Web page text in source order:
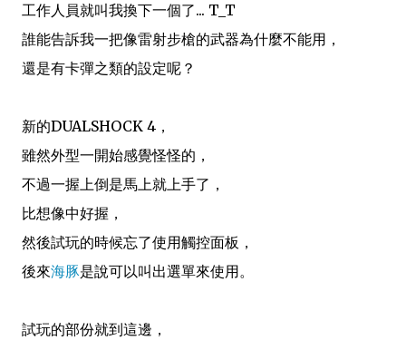
工作人員就叫我換下一個了... T_T
誰能告訴我一把像雷射步槍的武器為什麼不能用，
還是有卡彈之類的設定呢？
新的DUALSHOCK 4，
雖然外型一開始感覺怪怪的，
不過一握上倒是馬上就上手了，
比想像中好握，
然後試玩的時候忘了使用觸控面板，
後來海豚是說可以叫出選單來使用。
試玩的部份就到這邊，